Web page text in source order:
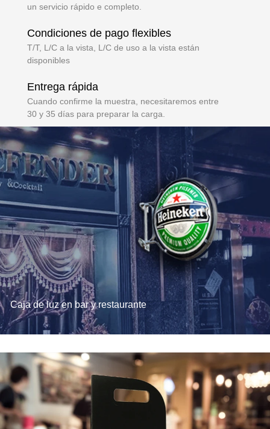
un servicio rápido e completo.
Condiciones de pago flexibles
T/T, L/C a la vista, L/C de uso a la vista están
disponibles
Entrega rápida
Cuando confirme la muestra, necesitaremos entre
30 y 35 días para preparar la carga.
Caja de luz en bar y restaurante